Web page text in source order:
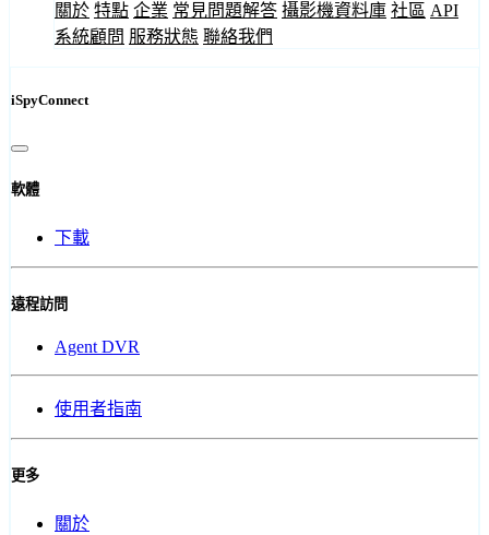
關於 特點 企業 常見問題解答 攝影機資料庫 社區 API
系統顧問 服務狀態 聯絡我們
iSpyConnect
軟體
下載
遠程訪問
Agent DVR
使用者指南
更多
關於